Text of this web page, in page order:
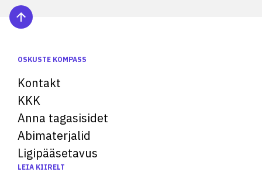
OSKUSTE KOMPASS
Kontakt
KKK
Anna tagasisidet
Abimaterjalid
Ligipääsetavus
LEIA KIIRELT